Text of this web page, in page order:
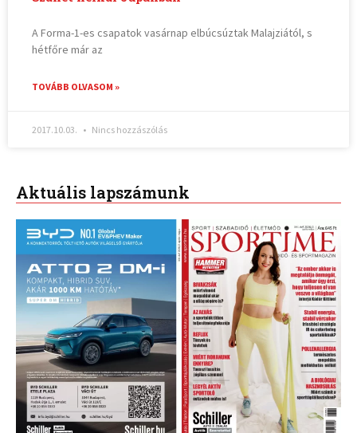
A Forma-1-es csapatok vasárnap elbúcsúztak Malajziától, s
hétfőre már az
TOVÁBB OLVASOM »
2017.10.03. Nincs hozzászólás
Aktuális lapszámunk